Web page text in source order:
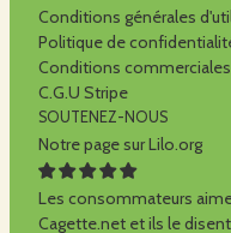
Conditions générales
Politique de
Conditions
C.G.U Stripe
SOUTENEZ-NOUS
Notre page sur Lilo.org
Les consommateurs
Cagette.net et ils le